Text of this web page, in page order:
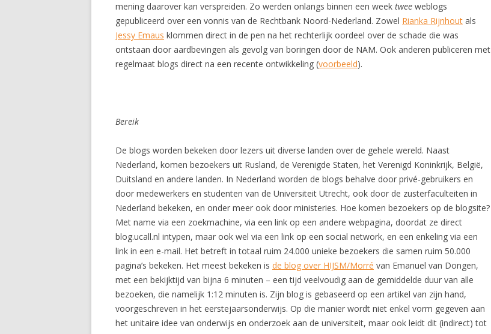
mening daarover kan verspreiden. Zo werden onlangs binnen een week twee weblogs
gepubliceerd over een vonnis van de Rechtbank Noord-Nederland. Zowel Rianka Rijnhout als
Jessy Emaus klommen direct in de pen na het rechterlijk oordeel over de schade die was
ontstaan door aardbevingen als gevolg van boringen door de NAM. Ook anderen publiceren met
regelmaat blogs direct na een recente ontwikkeling (voorbeeld).
Bereik
De blogs worden bekeken door lezers uit diverse landen over de gehele wereld. Naast
Nederland, komen bezoekers uit Rusland, de Verenigde Staten, het Verenigd Koninkrijk, België,
Duitsland en andere landen. In Nederland worden de blogs behalve door privé-gebruikers en
door medewerkers en studenten van de Universiteit Utrecht, ook door de zusterfaculteiten in
Nederland bekeken, en onder meer ook door ministeries. Hoe komen bezoekers op de blogsite?
Met name via een zoekmachine, via een link op een andere webpagina, doordat ze direct
blog.ucall.nl intypen, maar ook wel via een link op een social network, en een enkeling via een
link in een e-mail. Het betreft in totaal ruim 24.000 unieke bezoekers die samen ruim 50.000
pagina’s bekeken. Het meest bekeken is de blog over HIJSM/Morré van Emanuel van Dongen,
met een bekijktijd van bijna 6 minuten – een tijd veelvoudig aan de gemiddelde duur van alle
bezoeken, die namelijk 1:12 minuten is. Zijn blog is gebaseerd op een artikel van zijn hand,
voorgeschreven in het eerstejaarsonderwijs. Op die manier wordt niet enkel vorm gegeven aan
het unitaire idee van onderwijs en onderzoek aan de universiteit, maar ook leidt dit (indirect) tot